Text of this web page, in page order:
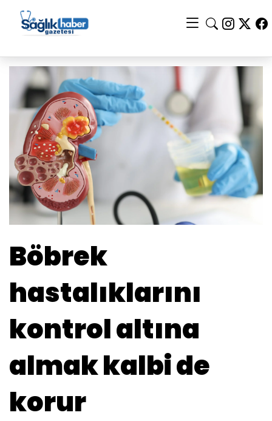
Böbrek
hastalıklarını
kontrol altına
almak kalbi de
korur